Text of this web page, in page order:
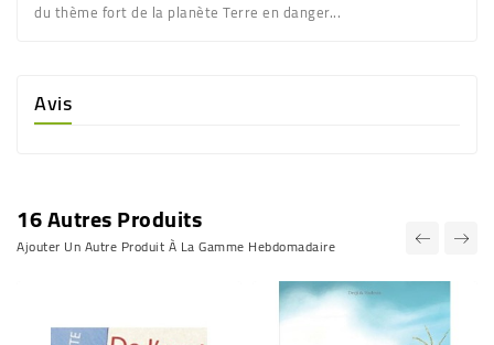
du thème fort de la planète Terre en danger...
Avis
16 Autres Produits
Ajouter Un Autre Produit À La Gamme Hebdomadaire